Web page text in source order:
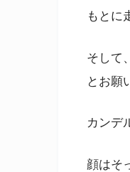
もとに
そして
とお願
カンデ
顔はそ